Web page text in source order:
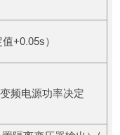
+0.05s）
频电源功率决定